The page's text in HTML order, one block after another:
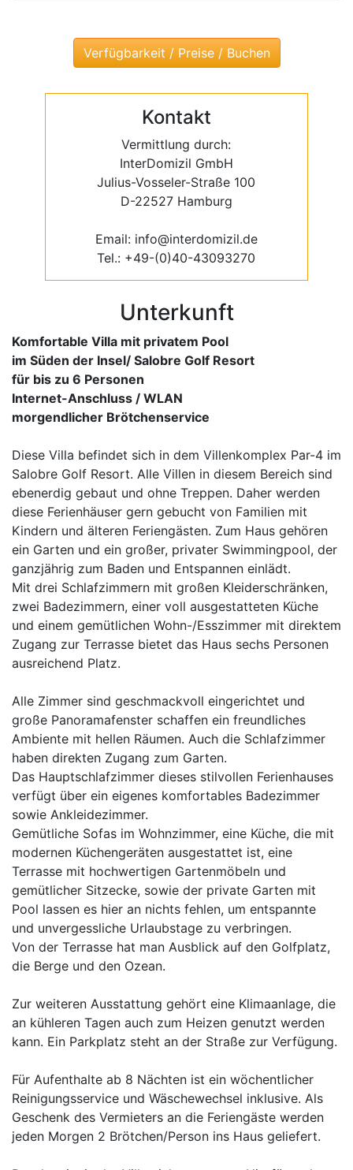
Kontakt
Vermittlung durch:
InterDomizil GmbH
Julius-Vosseler-Straße 100
D-22527 Hamburg
Email: info@interdomizil.de
Tel.: +49-(0)40-43093270
Unterkunft
Komfortable Villa mit privatem Pool
im Süden der Insel/ Salobre Golf Resort
für bis zu 6 Personen
Internet-Anschluss / WLAN
morgendlicher Brötchenservice
Diese Villa befindet sich in dem Villenkomplex Par-4 im
Salobre Golf Resort. Alle Villen in diesem Bereich sind
ebenerdig gebaut und ohne Treppen. Daher werden
diese Ferienhäuser gern gebucht von Familien mit
Kindern und älteren Feriengästen. Zum Haus gehören
ein Garten und ein großer, privater Swimmingpool, der
ganzjährig zum Baden und Entspannen einlädt.
Mit drei Schlafzimmern mit großen Kleiderschränken,
zwei Badezimmern, einer voll ausgestatteten Küche
und einem gemütlichen Wohn-/Esszimmer mit direktem
Zugang zur Terrasse bietet das Haus sechs Personen
ausreichend Platz.
Alle Zimmer sind geschmackvoll eingerichtet und
große Panoramafenster schaffen ein freundliches
Ambiente mit hellen Räumen. Auch die Schlafzimmer
haben direkten Zugang zum Garten.
Das Hauptschlafzimmer dieses stilvollen Ferienhauses
verfügt über ein eigenes komfortables Badezimmer
sowie Ankleidezimmer.
Gemütliche Sofas im Wohnzimmer, eine Küche, die mit
modernen Küchengeräten ausgestattet ist, eine
Terrasse mit hochwertigen Gartenmöbeln und
gemütlicher Sitzecke, sowie der private Garten mit
Pool lassen es hier an nichts fehlen, um entspannte
und unvergessliche Urlaubstage zu verbringen.
Von der Terrasse hat man Ausblick auf den Golfplatz,
die Berge und den Ozean.
Zur weiteren Ausstattung gehört eine Klimaanlage, die
an kühleren Tagen auch zum Heizen genutzt werden
kann. Ein Parkplatz steht an der Straße zur Verfügung.
Für Aufenthalte ab 8 Nächten ist ein wöchentlicher
Reinigungsservice und Wäschewechsel inklusive. Als
Geschenk des Vermieters an die Feriengäste werden
jeden Morgen 2 Brötchen/Person ins Haus geliefert.